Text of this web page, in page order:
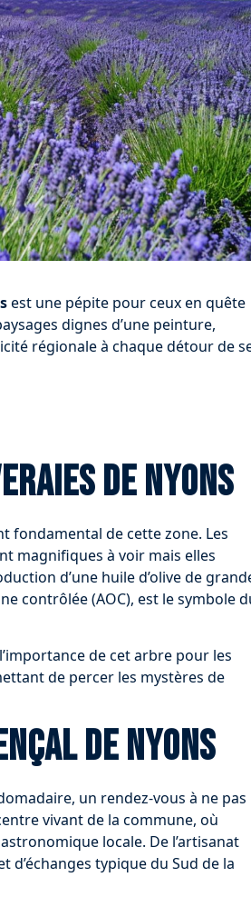
est une pépite pour ceux en quête
dignes d’une peinture,
régionale à chaque détour de
de Nyons
fondamental de cette zone. Les
magnifiques à voir mais elles
d’une huile d’olive de
contrôlée (AOC), est le symbole
de cet arbre pour les
de percer les mystères de
de Nyons
un rendez-vous à ne pas
vivant de la commune, où
locale. De l’artisanat
typique du Sud de la